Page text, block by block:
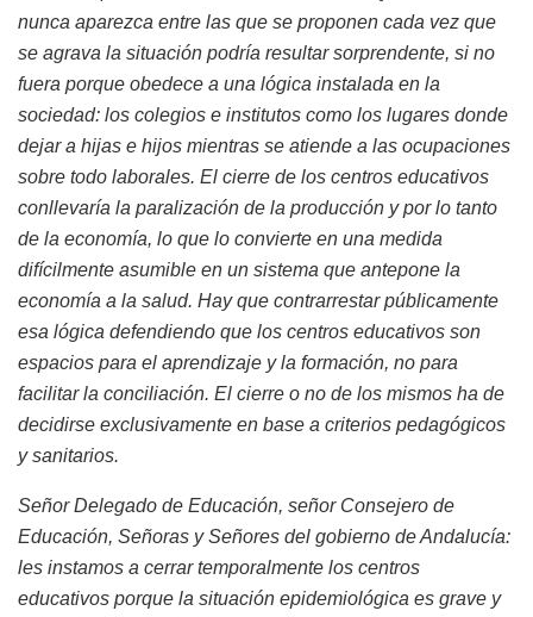
nunca aparezca entre las que se proponen cada vez que
se agrava la situación podría resultar sorprendente, si no
fuera porque obedece a una lógica instalada en la
sociedad: los colegios e institutos como los lugares donde
dejar a hijas e hijos mientras se atiende a las ocupaciones
sobre todo laborales. El cierre de los centros educativos
conllevaría la paralización de la producción y por lo tanto
de la economía, lo que lo convierte en una medida
difícilmente asumible en un sistema que antepone la
economía a la salud. Hay que contrarrestar públicamente
esa lógica defendiendo que los centros educativos son
espacios para el aprendizaje y la formación, no para
facilitar la conciliación. El cierre o no de los mismos ha de
decidirse exclusivamente en base a criterios pedagógicos
y sanitarios.
Señor Delegado de Educación, señor Consejero de
Educación, Señoras y Señores del gobierno de Andalucía:
les instamos a cerrar temporalmente los centros
educativos porque la situación epidemiológica es grave y